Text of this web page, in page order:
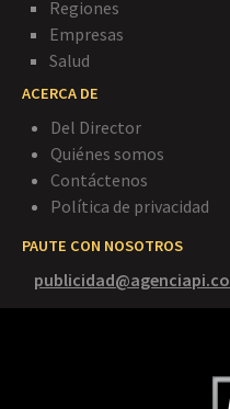
Regiones
Empresas
Salud
ACERCA DE
Del Director
Quiénes somos
Contáctenos
Política de privacidad
PAUTE CON NOSOTROS
publicidad@agenciapi.co